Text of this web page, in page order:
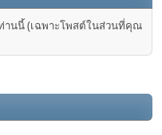
นนี้ (เฉพาะโพสต์ในส่วนที่คุณ